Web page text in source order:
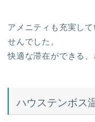
アメニティも充実し
せんでした。
快適な滞在ができる
ハウステンボス